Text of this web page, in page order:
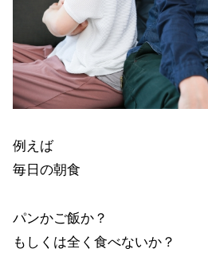
例えば
毎日の朝食
パンかご飯か？
もしくは全く食べないか？